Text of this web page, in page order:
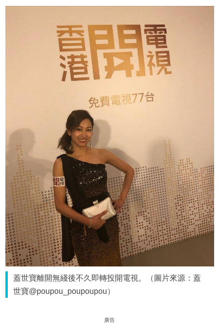
蓋世寶離開無綫後不久即轉投開電視。（圖片來源：蓋
世寶@poupou_poupoupou）
廣告